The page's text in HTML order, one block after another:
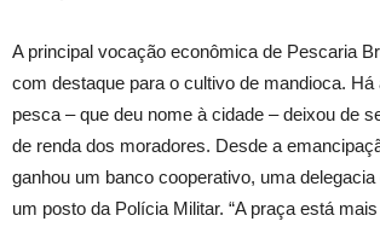
A principal vocação econômica de Pescaria
com destaque para o cultivo de mandioca. Há
pesca – que deu nome à cidade – deixou de
de renda dos moradores. Desde a
ganhou um banco cooperativo, uma
um posto da Polícia Militar. “A praça está